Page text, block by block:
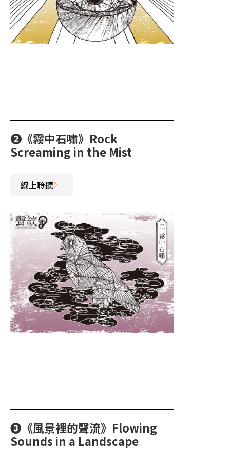
➋《霧中石嘯》Rock
Screaming in the Mist
線上聆聽
➌《風景裡的聲流》Flowing
Sounds in a Landscape